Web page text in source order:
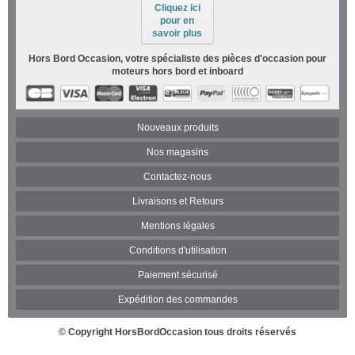
Cliquez ici
pour en
savoir plus
Hors Bord Occasion, votre spécialiste des pièces d'occasion pour
moteurs hors bord et inboard
Nouveaux produits
Nos magasins
Contactez-nous
Livraisons et Retours
Mentions légales
Conditions d'utilisation
Paiement sécurisé
Expédition des commandes
© Copyright HorsBordOccasion tous droits réservés